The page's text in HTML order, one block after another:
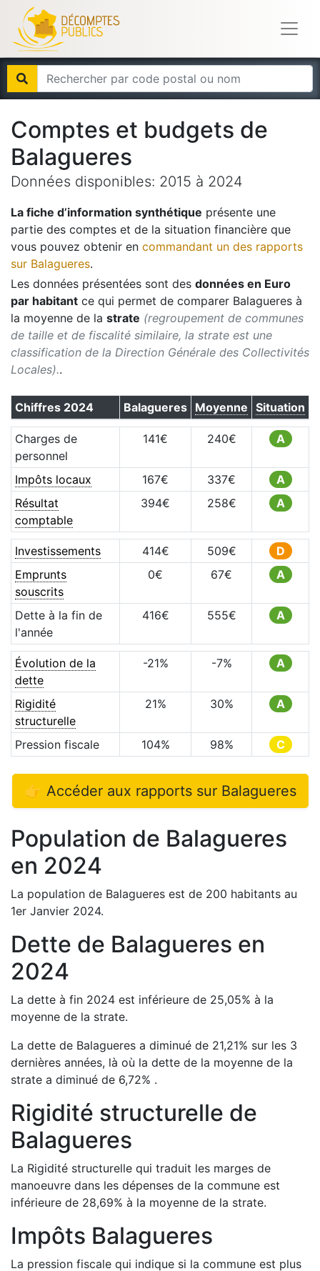
Comptes et budgets de
Balagueres
Données disponibles: 2015 à 2024
La fiche d’information synthétique présente une
partie des comptes et de la situation financière que
vous pouvez obtenir en commandant un des rapports
sur Balagueres.
Les données présentées sont des données en Euro
par habitant ce qui permet de comparer Balagueres à
la moyenne de la strate (regroupement de communes
de taille et de fiscalité similaire, la strate est une
classification de la Direction Générale des Collectivités
Locales)..
Chiffres 2024 Balagueres Moyenne Situation
Charges de
personnel
141€ 240€ A
Impôts locaux 167€ 337€
A
Résultat
comptable
394€ 258€ A
Investissements 414€ 509€
D
Emprunts
souscrits
0€ 67€ A
Dette à la fin de
l'année
416€ 555€ A
Évolution de la
dette
-21% -7% A
Rigidité
structurelle
21% 30% A
Pression fiscale 104% 98% C
👉 Accéder aux rapports sur Balagueres
Population de Balagueres
en 2024
La population de Balagueres est de 200 habitants au
1er Janvier 2024.
Dette de Balagueres en
2024
La dette à fin 2024 est inférieure de 25,05% à la
moyenne de la strate.
La dette de Balagueres a diminué de 21,21% sur les 3
dernières années, là où la dette de la moyenne de la
strate a diminué de 6,72% .
Rigidité structurelle de
Balagueres
La Rigidité structurelle qui traduit les marges de
manoeuvre dans les dépenses de la commune est
inférieure de 28,69% à la moyenne de la strate.
Impôts Balagueres
La pression fiscale qui indique si la commune est plus